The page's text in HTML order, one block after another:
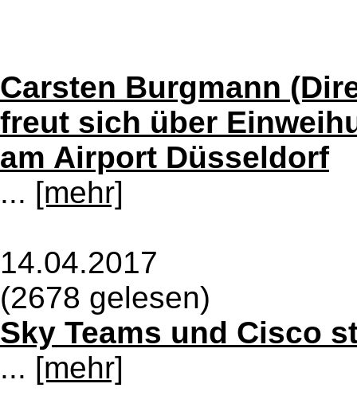
Carsten Burgmann
freut sich über
am Airport Düsseldorf
... [mehr]
14.04.2017
(2678 gelesen)
Sky Teams und Cisco
... [mehr]